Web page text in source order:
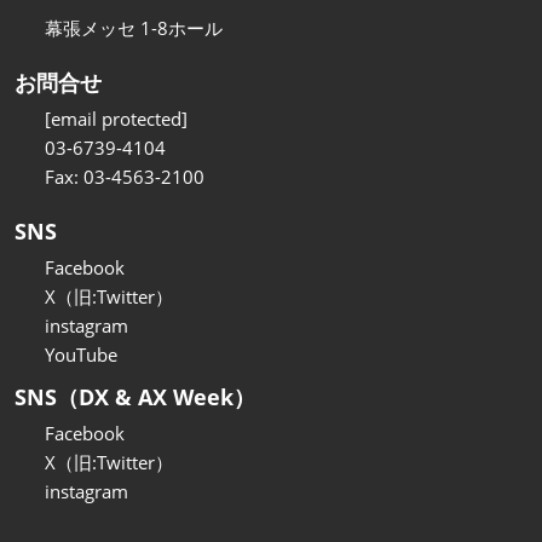
幕張メッセ 1-8ホール
お問合せ
[email protected]
03-6739-4104
Fax: 03-4563-2100
SNS
Facebook
X（旧:Twitter）
instagram
YouTube
SNS（DX & AX Week）
Facebook
X（旧:Twitter）
instagram